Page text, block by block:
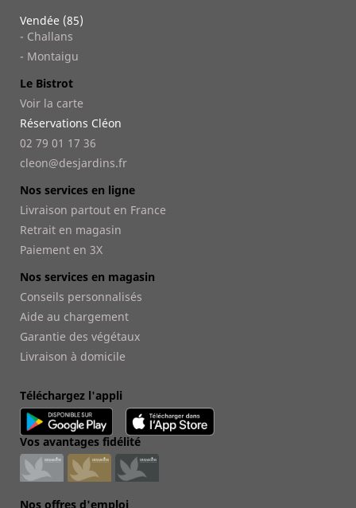
Vendée (85)
- Challans
- Montaigu
Le Bistrot
Voir la carte
Réservations Cléon
02 79 01 17 36
cleon@desjardins.fr
Nos services en ligne
Livraison partout en France
Retrait en magasin
Paiement en 3X
Nos services en magasin
Conseils personnalisés
Aide au chargement
Garantie des végétaux
Livraison à domicile
Téléchargez l'appli
Vos avantages fidélité
Nos offres d'emploi